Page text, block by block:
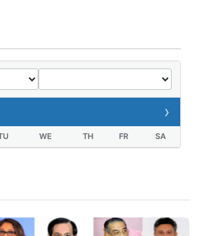
›
WE TH FR SA